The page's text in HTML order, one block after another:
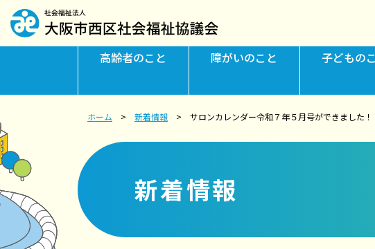
高齢者のこと 障がいのこと 子どもの
新着情報
ホーム 新着情報 サロンカレンダー令和７年５月号ができました！